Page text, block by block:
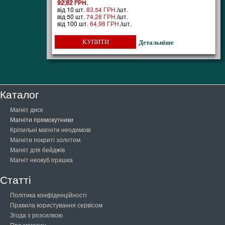
92,82 ГРН.
від 10 шт.83,54 ГРН./шт.
від 50 шт.74,26 ГРН./шт.
від 100 шт.64,98 ГРН./шт.
КУПИТИ Детальніше
Каталог
Магніт диск
Магніти прямокутники
Кріпильні магніти неодимові
Магніти покриті золотом.
Магніт для бейджів
Магніт неокуб іграшка
Статті
Політика конфіденційності
Правила користування сервісом
Згода з розсилкою